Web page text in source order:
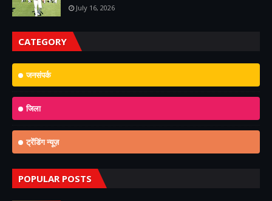
July 16, 2026
CATEGORY
जनसंपर्क
जिला
ट्रेंडिंग न्यूज़
POPULAR POSTS